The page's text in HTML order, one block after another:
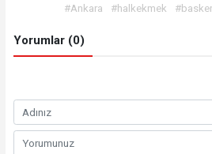
#Ankara #halkekmek
Yorumlar (0)